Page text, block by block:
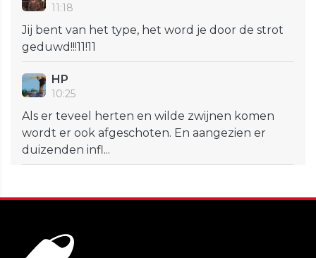
11:18
Jij bent van het type, het word je door de strot
geduwd!!!11!11
HP
10:25
Als er teveel herten en wilde zwijnen komen
wordt er ook afgeschoten. En aangezien er
duizenden infl...